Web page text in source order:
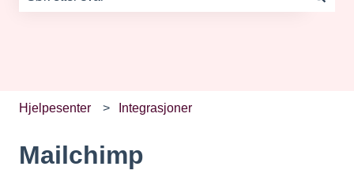
Hjelpesenter Integrasjoner
Mailchimp